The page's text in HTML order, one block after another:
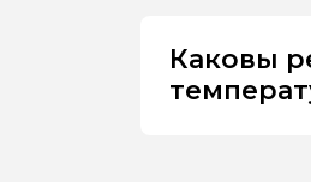
Каковы